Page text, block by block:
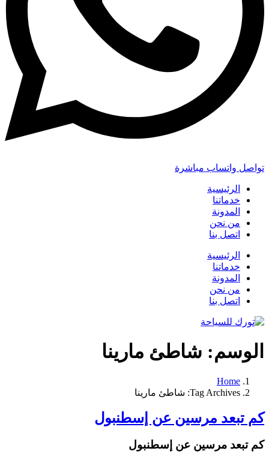
تواصل واتساب مباشرة
الرئيسية
خدماتنا
المدونة
من نحن
اتصل بنا
الرئيسية
خدماتنا
المدونة
من نحن
اتصل بنا
الوسم: شاطئ مارينا
Home
Tag Archives: شاطئ مارينا
كم تبعد مرسين عن إسطنبول
كم تبعد مرسين عن إسطنبول